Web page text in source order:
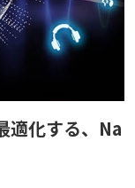
適化する、Na